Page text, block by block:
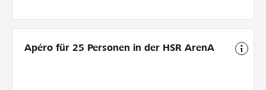
Apéro für 25 Personen in der HSR ArenA